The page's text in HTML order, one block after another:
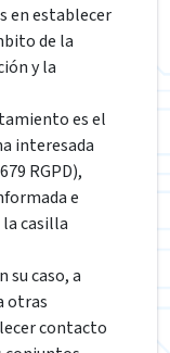
en establecer
de la
y la
es el
interesada
RGPD),
e
casilla
su caso, a
otras
contacto